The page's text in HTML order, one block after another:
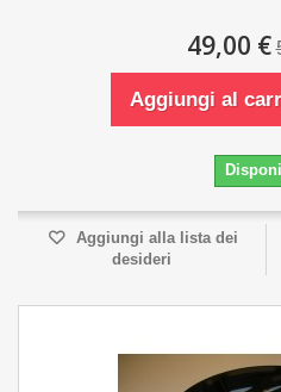
49,00 €
Aggiungi al
Aggiungi alla lista dei
desideri